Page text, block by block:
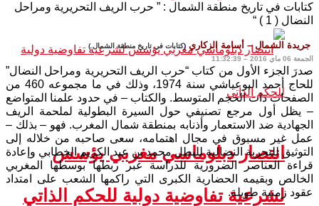
انتصار دبلوماسي مغربي يؤسس
لشرعية تفاوضية دولية للحكم الذاتي
كتابات في تاريخ منطقة الشمال : ” حرب الريف التحريرية ومراحل
النضال ( 1 ) “
جريدة الشمال – أسامة الزكاري (كتابات في تاريخ منطقة الشمال)
الجمعة 06 ماي 2016 – 11:32:39
صدرَ الجزء الأول من كتاب “حرب الريف التحريرية ومراحل النضال”
للحاج أحمد البوعياشي سنة 1974، وذلك في ما مجموعه 460 من
الصفحات ذات الحجم المتوسط. والكتاب – في حدود علمنا المتواضع
– يظل أول مرجع تصنيفي حول السيرة البطولية لملحمة الريف
الجهادية ضد الاستعمار وأذنابه بمنطقة شمال المغرب. فهو – بذلك –
عمل غير مسبوق في مجال اهتمامه، سعى صاحبه من خلاله إلى
التوثيق للتجربة النضالية للبطل محمد بن عبد الكريم الخطابي وإعادة
قراءة العناصر الضرورية للدراسة عبر ربطها بوسطها المغربي
الخالص وبقيمه الحضارية الكبرى التي راكمها الشعب على امتداد
عقود زمنية طويلة.